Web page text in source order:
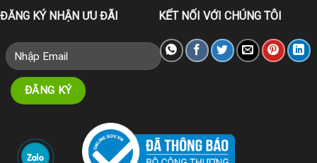
ĐĂNG KÝ NHẬN ƯU ĐÃI KẾT NỐI VỚI CHÚNG TÔI